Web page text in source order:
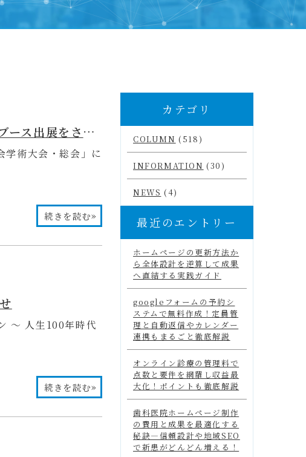
【2026年 第44回日本顎咬合学会学術大会・総会】にブース出展をさせていただきました✨
術大会・総会」に
続きを読む»
〜 人生100年時代
続きを読む»
カテゴリ
COLUMN (518)
INFORMATION (30)
NEWS (4)
最近のエントリー
ホームページの更新方法か
ら全体設計を逆算して成果
へ直結する実践ガイド
googleフォームの予約シ
ステムで無料作成！定員管
理と自動返信やカレンダー
連携もまるごと徹底解説
オンライン診療の管理料で
点数と要件を網羅し収益最
大化！ポイントも徹底解説
歯科医院ホームページ制作
の費用と成果を最適化する
秘訣―信頼設計や地域SEO
で新患がどんどん増える！